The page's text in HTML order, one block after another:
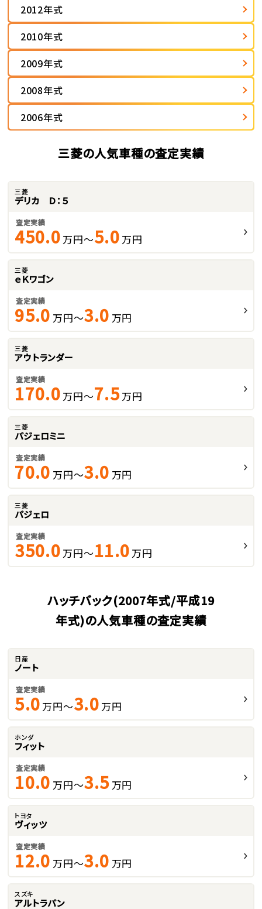
2012年式
2010年式
2009年式
2008年式
2006年式
三菱の人気車種の査定実績
三菱
デリカ Ｄ：５
査定実績
450.0 万円～5.0 万円
三菱
ｅＫワゴン
査定実績
95.0 万円～3.0 万円
三菱
アウトランダー
査定実績
170.0 万円～7.5万円
三菱
パジェロミニ
査定実績
70.0 万円～3.0 万円
三菱
パジェロ
査定実績
350.0 万円～11.0 万円
ハッチバック(2007年式/平成19
年式)の人気車種の査定実績
日産
ノート
査定実績
5.0 万円～3.0 万円
ホンダ
フィット
査定実績
10.0 万円～3.5 万円
トヨタ
ヴィッツ
査定実績
12.0 万円～3.0 万円
スズキ
アルトラパン